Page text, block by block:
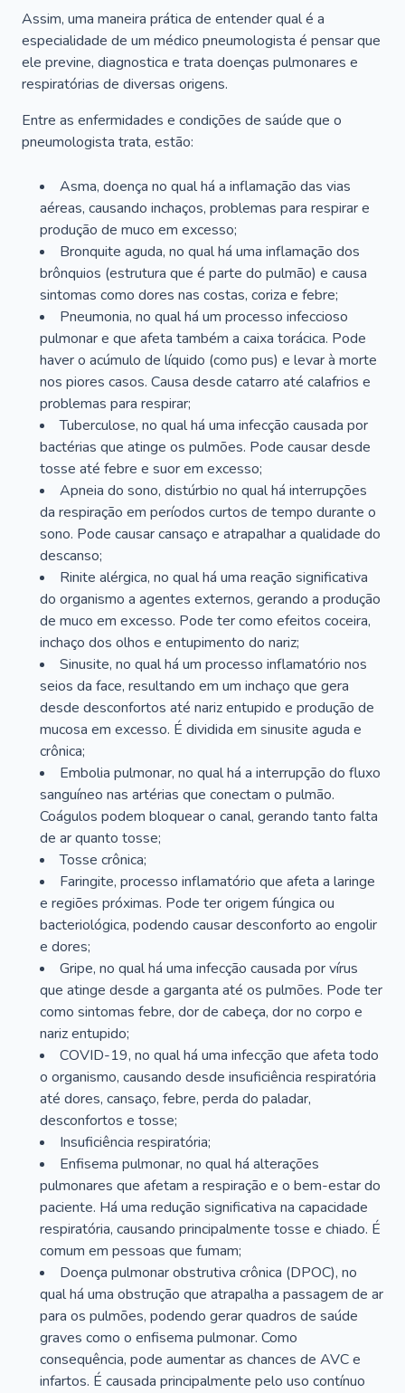
Assim, uma maneira prática de entender qual é a
especialidade de um médico pneumologista é pensar que
ele previne, diagnostica e trata doenças pulmonares e
respiratórias de diversas origens.
Entre as enfermidades e condições de saúde que o
pneumologista trata, estão:
Asma, doença no qual há a inflamação das vias
aéreas, causando inchaços, problemas para respirar e
produção de muco em excesso;
Bronquite aguda, no qual há uma inflamação dos
brônquios (estrutura que é parte do pulmão) e causa
sintomas como dores nas costas, coriza e febre;
Pneumonia, no qual há um processo infeccioso
pulmonar e que afeta também a caixa torácica. Pode
haver o acúmulo de líquido (como pus) e levar à morte
nos piores casos. Causa desde catarro até calafrios e
problemas para respirar;
Tuberculose, no qual há uma infecção causada por
bactérias que atinge os pulmões. Pode causar desde
tosse até febre e suor em excesso;
Apneia do sono, distúrbio no qual há interrupções
da respiração em períodos curtos de tempo durante o
sono. Pode causar cansaço e atrapalhar a qualidade do
descanso;
Rinite alérgica, no qual há uma reação significativa
do organismo a agentes externos, gerando a produção
de muco em excesso. Pode ter como efeitos coceira,
inchaço dos olhos e entupimento do nariz;
Sinusite, no qual há um processo inflamatório nos
seios da face, resultando em um inchaço que gera
desde desconfortos até nariz entupido e produção de
mucosa em excesso. É dividida em sinusite aguda e
crônica;
Embolia pulmonar, no qual há a interrupção do fluxo
sanguíneo nas artérias que conectam o pulmão.
Coágulos podem bloquear o canal, gerando tanto falta
de ar quanto tosse;
Tosse crônica;
Faringite, processo inflamatório que afeta a laringe
e regiões próximas. Pode ter origem fúngica ou
bacteriológica, podendo causar desconforto ao engolir
e dores;
Gripe, no qual há uma infecção causada por vírus
que atinge desde a garganta até os pulmões. Pode ter
como sintomas febre, dor de cabeça, dor no corpo e
nariz entupido;
COVID-19, no qual há uma infecção que afeta todo
o organismo, causando desde insuficiência respiratória
até dores, cansaço, febre, perda do paladar,
desconfortos e tosse;
Insuficiência respiratória;
Enfisema pulmonar, no qual há alterações
pulmonares que afetam a respiração e o bem-estar do
paciente. Há uma redução significativa na capacidade
respiratória, causando principalmente tosse e chiado. É
comum em pessoas que fumam;
Doença pulmonar obstrutiva crônica (DPOC), no
qual há uma obstrução que atrapalha a passagem de ar
para os pulmões, podendo gerar quadros de saúde
graves como o enfisema pulmonar. Como
consequência, pode aumentar as chances de AVC e
infartos. É causada principalmente pelo uso contínuo